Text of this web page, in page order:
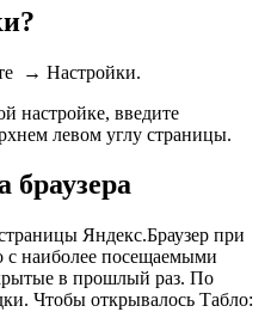
→ Настройки.
настройке, введите
левом углу страницы.
браузера
Яндекс.Браузер при
с наиболее посещаемыми
в прошлый раз. По
Чтобы открывалось Табло: